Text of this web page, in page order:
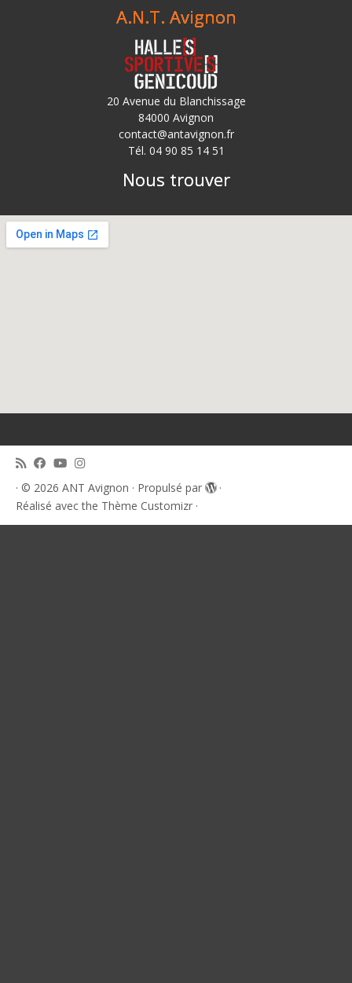
A.N.T. Avignon
20 Avenue du Blanchissage
84000 Avignon
contact@antavignon.fr
Tél. 04 90 85 14 51
Nous trouver
· © 2026 ANT Avignon · Propulsé par
·
Réalisé avec the Thème Customizr ·